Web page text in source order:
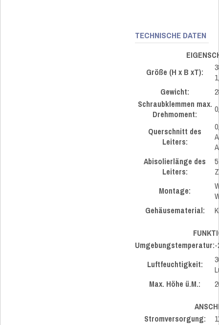
TECHNISCHE DATEN
Größe (H x B xT):
Gewicht:
Schraubklemmen max.
Drehmoment:
Querschnitt des
Leiters:
Abisolierlänge des
Leiters:
Montage:
Gehäusematerial:
Umgebungstemperatur:-
Luftfeuchtigkeit:
Max. Höhe ü.M.:
Stromversorgung: